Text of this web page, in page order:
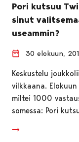
Pori kutsuu
sinut
useammin?
30 elokuun,
Keskustelu
vilkkaana.
miltei 1000
somessa: Pori